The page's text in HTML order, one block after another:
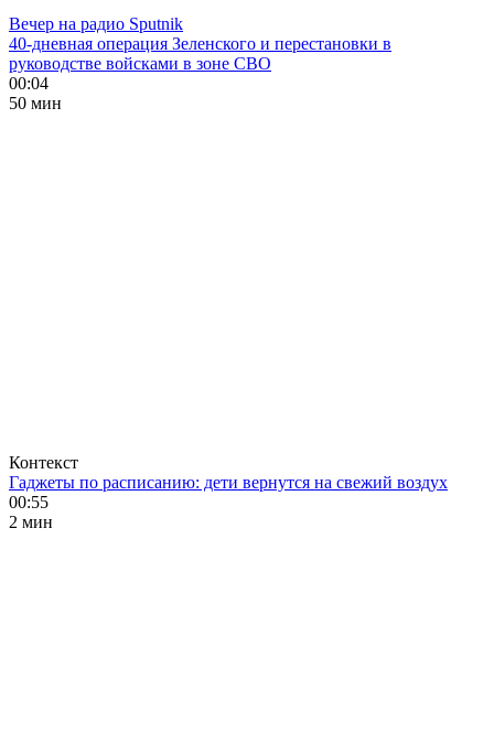
Вечер на радио Sputnik
40-дневная операция Зеленского и перестановки в
руководстве войсками в зоне СВО
00:04
50 мин
Контекст
Гаджеты по расписанию: дети вернутся на свежий воздух
00:55
2 мин